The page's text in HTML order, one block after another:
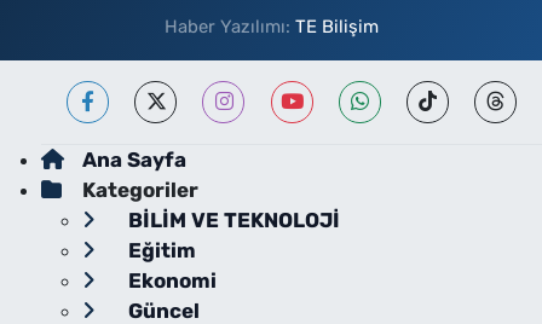
Haber Yazılımı: TE Bilişim
Ana Sayfa
Kategoriler
BİLİM VE TEKNOLOJİ
Eğitim
Ekonomi
Güncel